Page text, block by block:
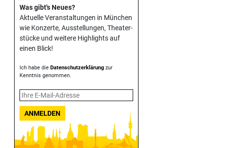
Was gibt's Neues?
Aktuelle Veranstaltungen in München
wie Konzerte, Ausstellungen, Theater­
stücke und weitere Highlights auf
einen Blick!
Ich habe die Datenschutzerklärung zur
Kenntnis genommen.
ANMELDEN